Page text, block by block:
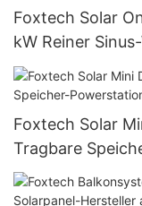
Foxtech Solar
kW Reiner
Hybrid-
Foxtech Solar
Tragbare